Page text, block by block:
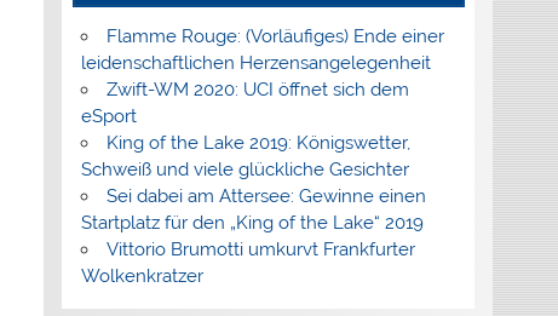
Flamme Rouge: (Vorläufiges) Ende einer
leidenschaftlichen Herzensangelegenheit
Zwift-WM 2020: UCI öffnet sich dem
eSport
King of the Lake 2019: Königswetter,
Schweiß und viele glückliche Gesichter
Sei dabei am Attersee: Gewinne einen
Startplatz für den „King of the Lake“ 2019
Vittorio Brumotti umkurvt Frankfurter
Wolkenkratzer